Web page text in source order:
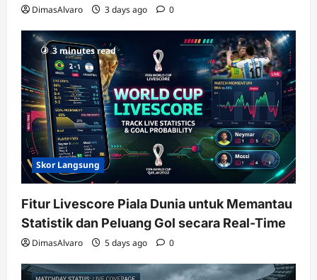
DimasAlvaro 3 days ago 0
3 minutes read
Skor Langsung
Fitur Livescore Piala Dunia untuk Memantau
Statistik dan Peluang Gol secara Real-Time
DimasAlvaro 5 days ago 0